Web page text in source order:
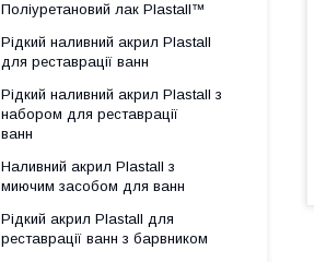
Поліуретановий лак Plastall™
Рідкий наливний акрил Plastall
для реставрації ванн
Рідкий наливний акрил Plastall з
набором для реставрації
ванн
Наливний акрил Plastall з
миючим засобом для ванн
Рідкий акрил Plastall для
реставрації ванн з барвником